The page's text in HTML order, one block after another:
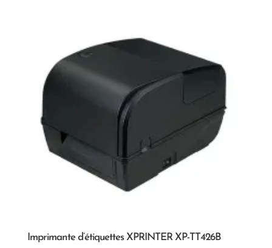
Imprimante d’étiquettes XPRINTER XP-TT426B